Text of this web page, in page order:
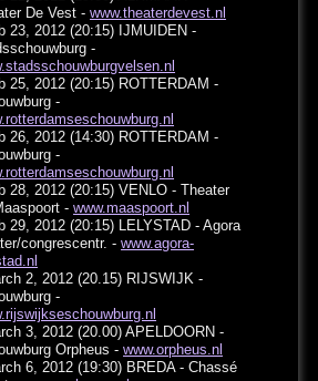
De Vest -www.theaterdevest.nl
23, 2012 (20:15) IJMUIDEN -
-
25, 2012 (20:15) ROTTERDAM -
-
26, 2012 (14:30) ROTTERDAM -
-
28, 2012 (20:15) VENLO - Theater
-www.maaspoort.nl
29, 2012 (20:15) LELYSTAD - Agora
congrescentr. -www.agora-
2, 2012 (20.15) RIJSWIJK -
-
3, 2012 (20.00) APELDOORN -
Orpheus -www.orpheus.nl
6, 2012 (19:30) BREDA - Chassé